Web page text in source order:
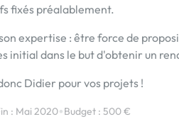
fixés préalablement.
expertise : être force de
initial dans le but d'obtenir un
Didier pour vos projets !
: Mai 2020•Budget : 500 €